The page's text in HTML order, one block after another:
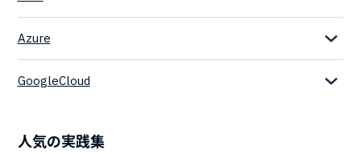
Azure
GoogleCloud
人気の実践集